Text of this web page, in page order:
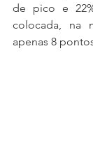
de pico e
colocada, na
apenas 8